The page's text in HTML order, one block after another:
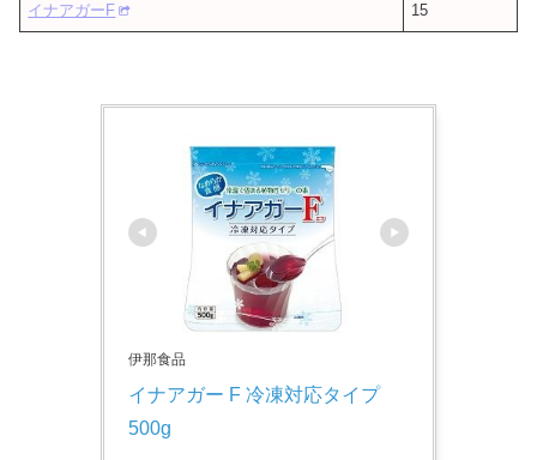
イナアガーF 15
伊那食品
イナアガー F 冷凍対応タイプ
500g